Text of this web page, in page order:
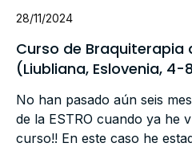
28/11/2024
Curso de Braquiterapia
(Liubliana, Eslovenia, 4-
No han pasado aún seis
de la ESTRO cuando ya he
curso!! En este caso he